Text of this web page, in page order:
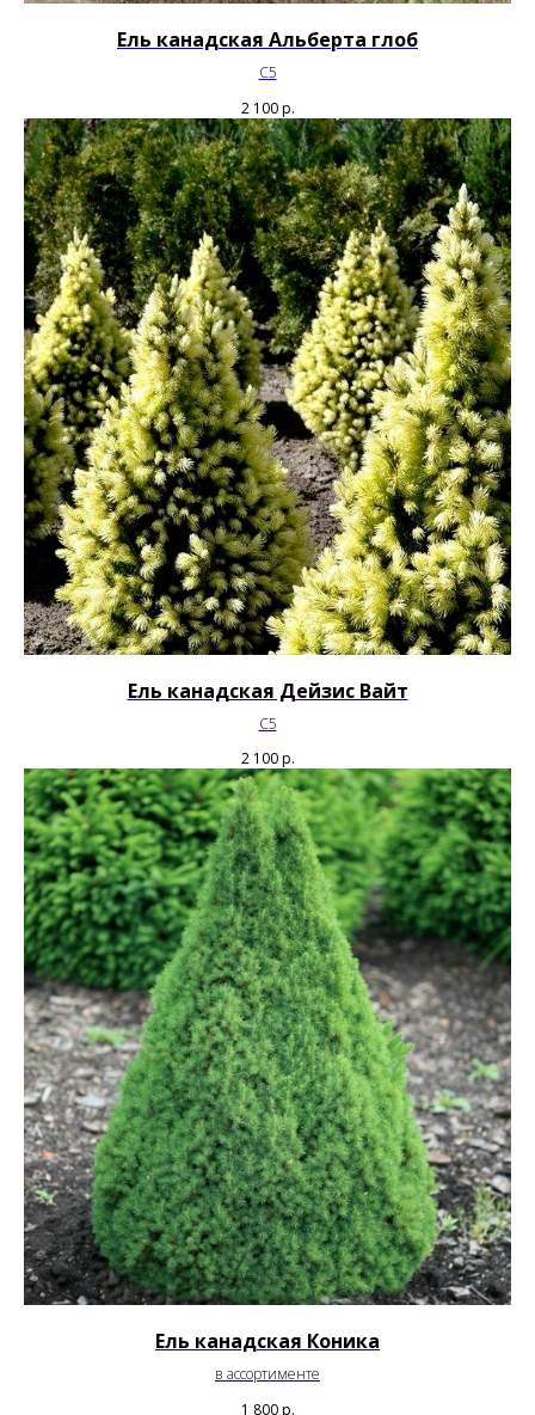
Ель канадская Альберта глоб
С5
2 100 р.
Ель канадская Дейзис Вайт
С5
2 100 р.
Ель канадская Коника
в ассортименте
1 800 р.